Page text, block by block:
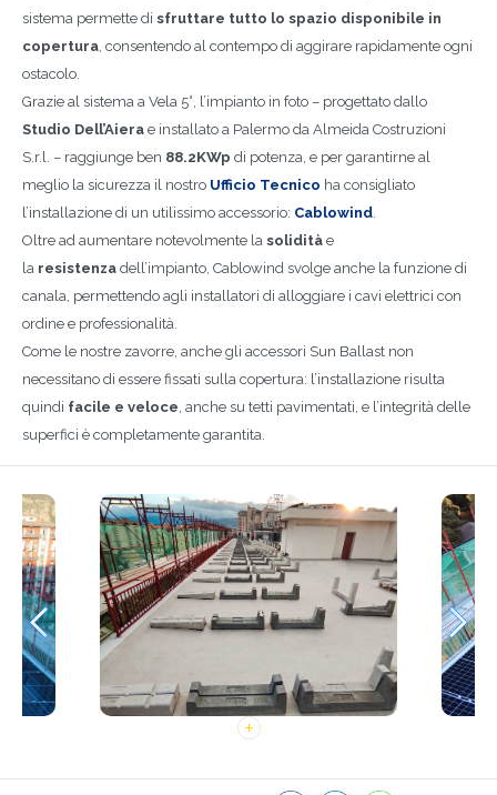
sistema permette di sfruttare tutto lo spazio disponibile in
copertura, consentendo al contempo di aggirare rapidamente ogni
ostacolo.
Grazie al sistema a Vela 5°, l’impianto in foto – progettato dallo
Studio Dell’Aiera e installato a Palermo da Almeida Costruzioni
S.r.l. – raggiunge ben 88.2KWp di potenza, e per garantirne al
meglio la sicurezza il nostro Ufficio Tecnico ha consigliato
l’installazione di un utilissimo accessorio: Cablowind.
Oltre ad aumentare notevolmente la solidità e
la resistenza dell’impianto, Cablowind svolge anche la funzione di
canala, permettendo agli installatori di alloggiare i cavi elettrici con
ordine e professionalità.
Come le nostre zavorre, anche gli accessori Sun Ballast non
necessitano di essere fissati sulla copertura: l’installazione risulta
quindi facile e veloce, anche su tetti pavimentati, e l’integrità delle
superfici è completamente garantita.